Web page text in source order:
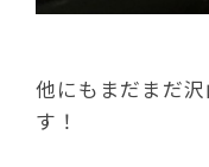
他にもまだまだ
す！